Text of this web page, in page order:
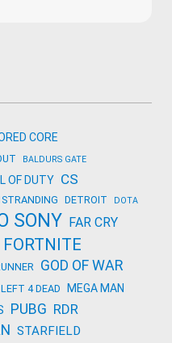
CORE
BALDURS GATE
OF DUTY CS
DETROIT DOTA
SONY FAR CRY
FORTNITE
GOD OF WAR
LEFT 4 DEAD MEGA MAN
PUBG RDR
STARFIELD